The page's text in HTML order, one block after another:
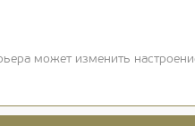
может изменить